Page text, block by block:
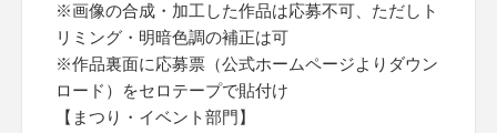
※画像の合成・加工した作品は応募不可、ただしト
リミング・明暗色調の補正は可
※作品裏面に応募票（公式ホームページよりダウン
ロード）をセロテープで貼付け
【まつり・イベント部門】